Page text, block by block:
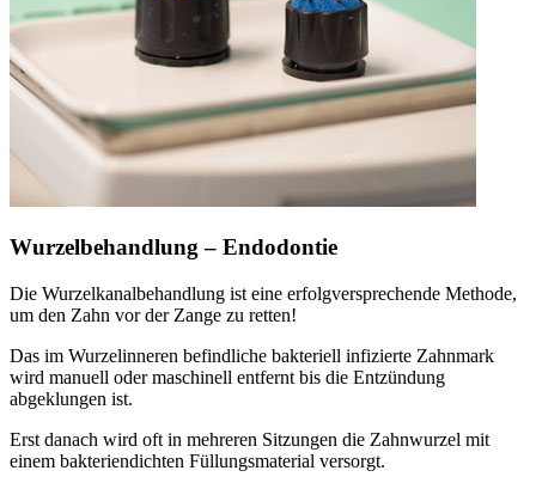
Wurzelbehandlung – Endodontie
Die Wurzelkanalbehandlung ist eine erfolgversprechende Methode,
um den Zahn vor der Zange zu retten!
Das im Wurzelinneren befindliche bakteriell infizierte Zahnmark
wird manuell oder maschinell entfernt bis die Entzündung
abgeklungen ist.
Erst danach wird oft in mehreren Sitzungen die Zahnwurzel mit
einem bakteriendichten Füllungsmaterial versorgt.